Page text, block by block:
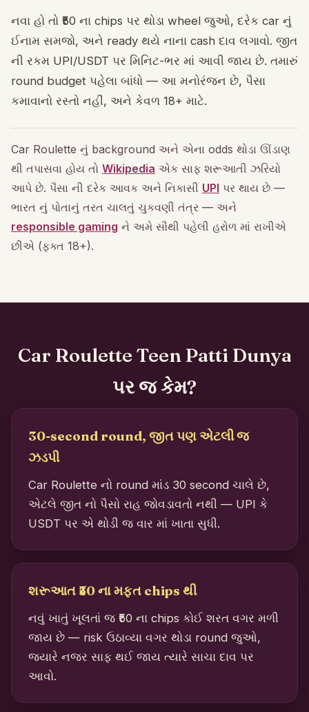
નવા હો તો ₹50 ના chips પર થોડા wheel જુઓ, દરેક car નું
ઈનામ સમજો, અને ready થયે નાના cash દાવ લગાવો. જીત
ની રકમ UPI/USDT પર મિનિટ-ભર માં આવી જાય છે. તમારું
round budget પહેલા બાંધો — આ મનોરંજન છે, પૈસા
કમાવાનો રસ્તો નહીં, અને કેવળ 18+ માટે.
Car Roulette નું background અને એના odds થોડા ઊંડાણ
થી તપાસવા હોય તો Wikipedia એક સાફ શરૂઆતી ઝરિયો
આપે છે. પૈસા ની દરેક આવક અને નિકાસી UPI પર થાય છે —
ભારત નું પોતાનું તરત ચાલતું ચુકવણી તંત્ર — અને
responsible gaming ને અમે સૌથી પહેલી હરોળ માં રાખીએ
છીએ (ફક્ત 18+).
Car Roulette Teen Patti Dunya
પર જ કેમ?
30-second round, જીત પણ એટલી જ
ઝડપી
Car Roulette નો round માંડ 30 second ચાલે છે,
એટલે જીત નો પૈસો રાહ જોવડાવતો નથી — UPI કે
USDT પર એ થોડી જ વાર માં ખાતા સુધી.
શરૂઆત ₹50 ના મફત chips થી
નવું ખાતું ખૂલતાં જ ₹50 ના chips કોઈ શરત વગર મળી
જાય છે — risk ઉઠાવ્યા વગર થોડા round જુઓ,
જ્યારે નજર સાફ થઈ જાય ત્યારે સાચા દાવ પર
આવો.